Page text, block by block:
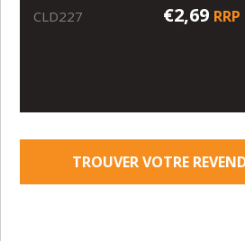
CLD227
€2,69 RRP
TROUVER VOTRE